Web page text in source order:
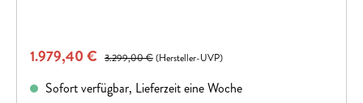
Verkaufspreis:
1.979,40 € Regulärer Preis:
3.299,00 €(Hersteller-UVP)
Sofort verfügbar, Lieferzeit eine Woche